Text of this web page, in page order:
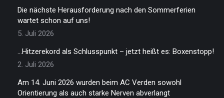
Die nächste Herausforderung nach den Sommerferien
wartet schon auf uns!
5. Juli 2026
…Hitzerekord als Schlusspunkt – jetzt heißt es: Boxenstopp!
2. Juli 2026
Am 14. Juni 2026 wurden beim AC Verden sowohl
Orientierung als auch starke Nerven abverlangt